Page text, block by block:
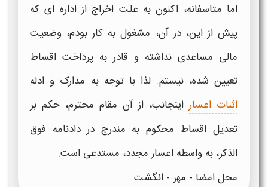
اما متاسفانه، اکنون به علت اخراج از اداره ای که
پیش از این، در آن، مشغول به کار بودم، وضعیت
مالی مساعدی نداشته و قادر به پرداخت اقساط
تعیین شده، نیستم. لذا با توجه به مدارک و ادله
اثبات اعساراینجانب، از آن مقام محترم، حکم بر
تعدیل اقساط محکوم به مندرج در دادنامه فوق
الذکر، به واسطه اعسار مجدد، مستدعی است.
محل امضا - مهر - انگشت